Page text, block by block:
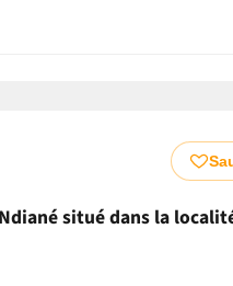
situé dans la